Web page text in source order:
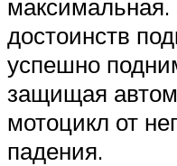
максимальная.
достоинств
успешно
защищая
мотоцикл от
падения.